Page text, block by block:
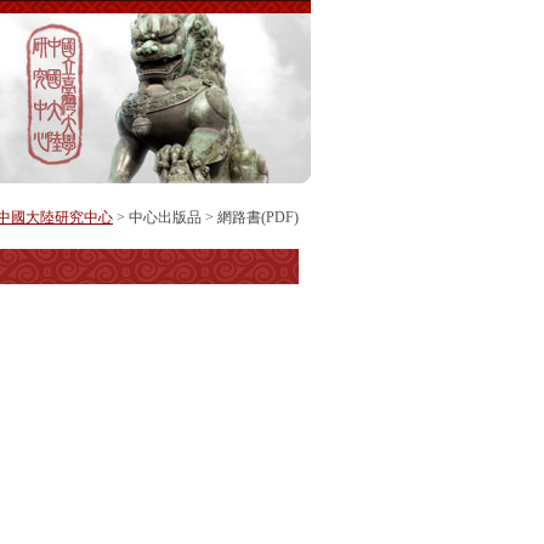
國大陸研究中心 > 中心出版品 > 網路書(PDF)